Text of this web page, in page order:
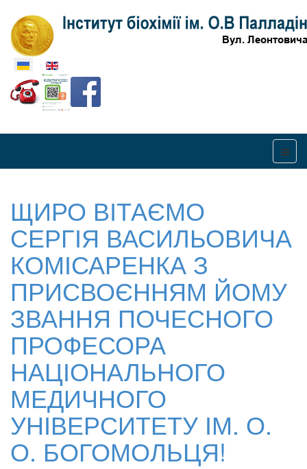
Оберіть свою мову
ЩИРО ВІТАЄМО
СЕРГІЯ ВАСИЛЬОВИЧА
КОМІСАРЕНКА З
ПРИСВОЄННЯМ ЙОМУ
ЗВАННЯ ПОЧЕСНОГО
ПРОФЕСОРА
НАЦІОНАЛЬНОГО
МЕДИЧНОГО
УНІВЕРСИТЕТУ ІМ. О.
О. БОГОМОЛЬЦЯ!